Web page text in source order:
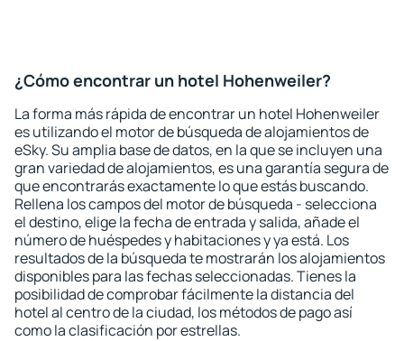
¿Cómo encontrar un hotel Hohenweiler?
La forma más rápida de encontrar un hotel Hohenweiler
es utilizando el motor de búsqueda de alojamientos de
eSky. Su amplia base de datos, en la que se incluyen una
gran variedad de alojamientos, es una garantía segura de
que encontrarás exactamente lo que estás buscando.
Rellena los campos del motor de búsqueda - selecciona
el destino, elige la fecha de entrada y salida, añade el
número de huéspedes y habitaciones y ya está. Los
resultados de la búsqueda te mostrarán los alojamientos
disponibles para las fechas seleccionadas. Tienes la
posibilidad de comprobar fácilmente la distancia del
hotel al centro de la ciudad, los métodos de pago así
como la clasificación por estrellas.